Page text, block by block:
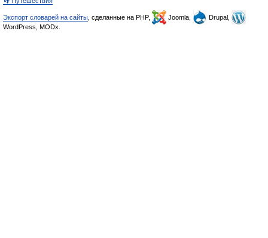
Экспорт словарей на сайты , сделанные на PHP, Joomla,
Drupal,
WordPress, MODx.